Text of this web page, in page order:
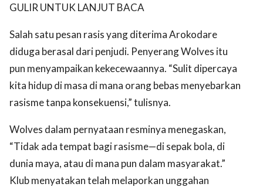
GULIR UNTUK LANJUT BACA
Salah satu pesan rasis yang diterima Arokodare
diduga berasal dari penjudi. Penyerang Wolves itu
pun menyampaikan kekecewaannya. “Sulit dipercaya
kita hidup di masa di mana orang bebas menyebarkan
rasisme tanpa konsekuensi,” tulisnya.
Wolves dalam pernyataan resminya menegaskan,
“Tidak ada tempat bagi rasisme—di sepak bola, di
dunia maya, atau di mana pun dalam masyarakat.”
Klub menyatakan telah melaporkan unggahan